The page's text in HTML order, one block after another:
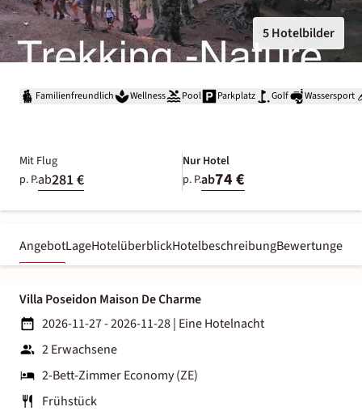
5 Hotelbilder
Familienfreundlich Wellness Pool Parkplatz Golf Wassersport
Mit Flug
p. P.ab281 €
Nur Hotel
p. P.ab74 €
AngebotLageHotelüberblickHotelbeschreibungBewertungen
Villa Poseidon Maison De Charme
2026-11-27 - 2026-11-28| Eine Hotelnacht
2 Erwachsene
2-Bett-Zimmer Economy (ZE)
Frühstück